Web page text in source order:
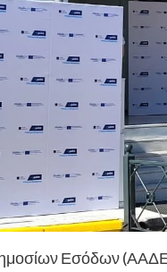
Εσόδων (ΑΑΔΕ)